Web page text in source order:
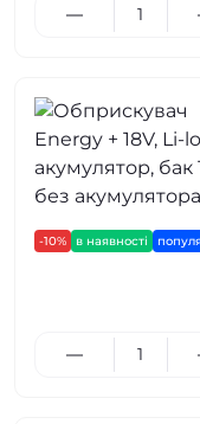
-10% в наявності